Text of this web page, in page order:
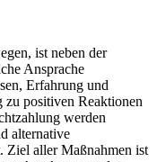
ist neben der
Ansprache
Erfahrung und
positiven Reaktionen
werden
alternative
Ziel aller Maßnahmen ist